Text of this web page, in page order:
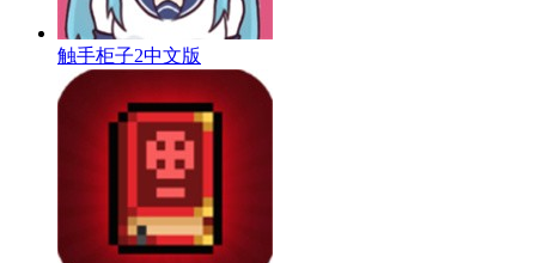
触手柜子2中文版